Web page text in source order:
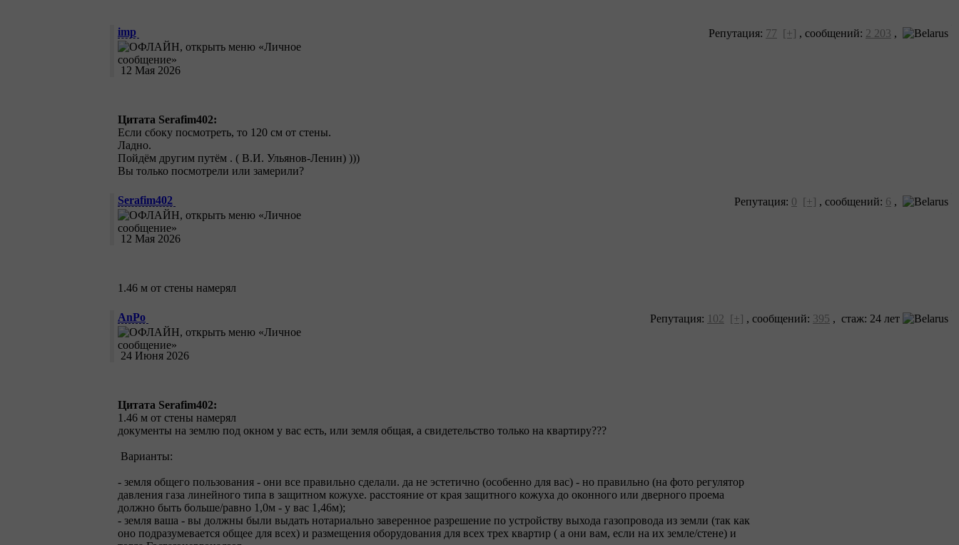
imp
12 Мая 2026
Репутация: 77 [+] , сообщений: 2 203 ,
Цитата Serafim402:
Если сбоку посмотреть, то 120 см от стены.
Ладно.
Пойдём другим путём . ( В.И. Ульянов-Ленин) )))
Вы только посмотрели или замерили?
Serafim402
12 Мая 2026
Репутация: 0 [+] , сообщений: 6 ,
1.46 м от стены намерял
AnPo
24 Июня 2026
Репутация: 102 [+] , сообщений: 395 , cтаж: 24 лет
Цитата Serafim402:
1.46 м от стены намерял
документы на землю под окном у вас есть, или земля общая, а свидетельство только на квартиру???
Варианты:
- земля общего пользования - они все правильно сделали. да не эстетично (особенно для вас) - но правильно (на фото регулятор
давления газа линейного типа в защитном кожухе. расстояние от края защитного кожуха до оконного или дверного проема
должно быть больше/равно 1,0м - у вас 1,46м);
- земля ваша - вы должны были выдать нотариально заверенное разрешение по устройству выхода газопровода из земли (так как
оно подразумевается общее для всех) и размещения оборудования для всех трех квартир ( а они вам, если на их земле/стене) и